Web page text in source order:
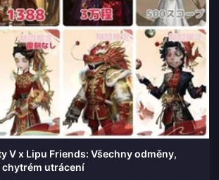
V x Lipu Friends: Všechny odměny,
utrácení